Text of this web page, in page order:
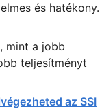
és hatékony.
mint a jobb
teljesítményt
az SSI